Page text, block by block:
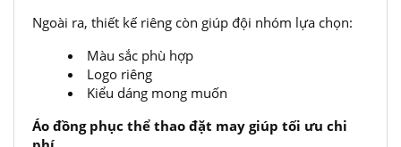
Ngoài ra, thiết kế riêng còn giúp đội nhóm lựa chọn:
Màu sắc phù hợp
Logo riêng
Kiểu dáng mong muốn
Áo đồng phục thể thao đặt may giúp tối ưu chi